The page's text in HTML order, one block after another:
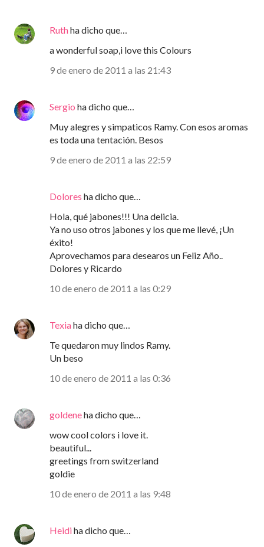
Ruthha dicho que…
a wonderful soap,i love this Colours
9 de enero de 2011 a las 21:43
Sergio ha dicho que…
Muy alegres y simpaticos Ramy. Con esos aromas
es toda una tentación. Besos
9 de enero de 2011 a las 22:59
Dolores ha dicho que…
Hola, qué jabones!!! Una delicia.
Ya no uso otros jabones y los que me llevé, ¡Un
éxito!
Aprovechamos para desearos un Feliz Año..
Dolores y Ricardo
10 de enero de 2011 a las 0:29
Texiaha dicho que…
Te quedaron muy lindos Ramy.
Un beso
10 de enero de 2011 a las 0:36
goldeneha dicho que…
wow cool colors i love it.
beautiful...
greetings from switzerland
goldie
10 de enero de 2011 a las 9:48
Heidiha dicho que…